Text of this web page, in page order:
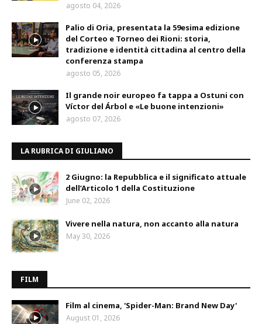
agosto 04, 2026
Palio di Oria, presentata la 59esima edizione
del Corteo e Torneo dei Rioni: storia,
tradizione e identità cittadina al centro della
conferenza stampa
agosto 05, 2026
Il grande noir europeo fa tappa a Ostuni con
Víctor del Árbol e «Le buone intenzioni»
agosto 07, 2026
LA RUBRICA DI GIULIANO
2 Giugno: la Repubblica e il significato attuale
dell’Articolo 1 della Costituzione
June 02, 2026
Vivere nella natura, non accanto alla natura
May 30, 2026
FILM
Film al cinema, 'Spider-Man: Brand New Day'
August 01, 2026